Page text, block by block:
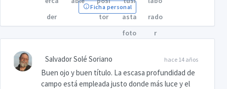
Ficha personal
hace 14 años
Salvador Solé Soriano
Buen ojo y buen título. La escasa profundidad de
campo está empleada justo donde más luce y el